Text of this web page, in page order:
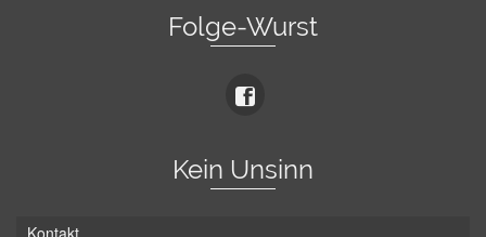
Folge-Wurst
Kein Unsinn
Kontakt